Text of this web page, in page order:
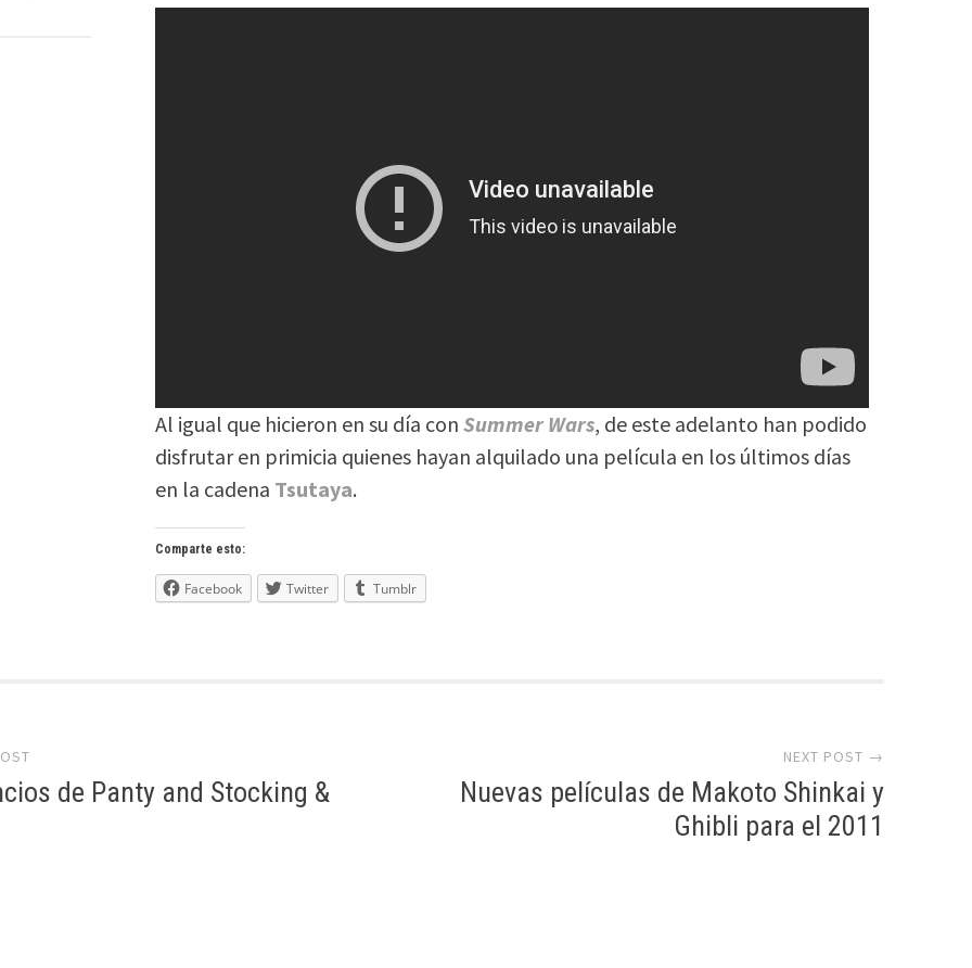
Al igual que hicieron en su día conSummer Wars, de este adelanto han podido
disfrutar en primicia quienes hayan alquilado una película en los últimos días
en la cadena Tsutaya.
Comparte esto:
Facebook Twitter Tumblr
de Panty and Stocking &
NEXT POST →
Nuevas películas de Makoto Shinkai y
Ghibli para el 2011